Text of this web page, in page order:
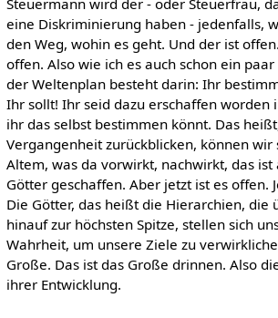
Steuermann wird der - oder Steuerfrau,
eine Diskriminierung haben - jedenfalls,
den Weg, wohin es geht. Und der ist
offen. Also wie ich es auch schon ein
der Weltenplan besteht darin: Ihr
Ihr sollt! Ihr seid dazu erschaffen worden
ihr das selbst bestimmen könnt. Das
Vergangenheit zurückblicken, können wir
Altem, was da vorwirkt, nachwirkt, das ist
Götter geschaffen. Aber jetzt ist es offen.
Die Götter, das heißt die Hierarchien, die
hinauf zur höchsten Spitze, stellen sich
Wahrheit, um unsere Ziele zu
Große. Das ist das Große drinnen. Also
ihrer Entwicklung.